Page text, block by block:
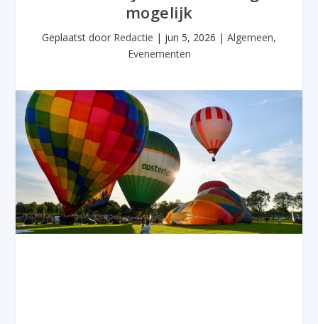
mogelijk
Geplaatst door Redactie | jun 5, 2026 | Algemeen,
Evenementen